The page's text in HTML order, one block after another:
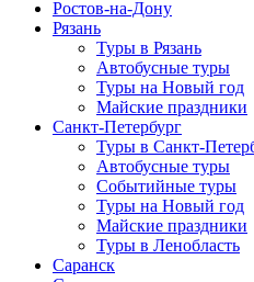
Ростов-на-Дону
Рязань
Туры в Рязань
Автобусные туры
Туры на Новый год
Майские праздники
Санкт-Петербург
Туры в Санкт-
Автобусные туры
Событийные туры
Туры на Новый год
Майские праздники
Туры в Ленобласть
Саранск